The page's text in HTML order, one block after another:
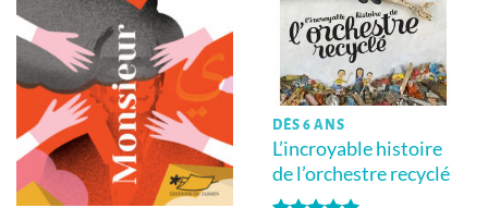
DÈS 6 ANS
L’incroyable histoire
de l’orchestre recyclé